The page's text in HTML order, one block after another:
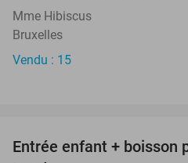
Mme Hibiscus
Bruxelles
Vendu : 15
Entrée enfant + boisson